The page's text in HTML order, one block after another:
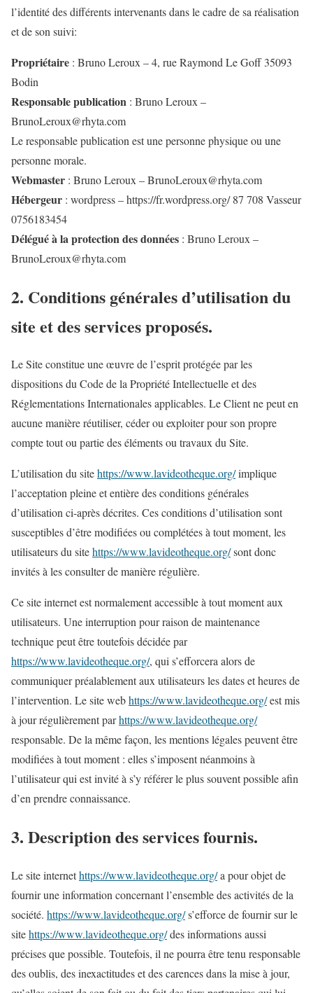
l’identité des différents intervenants dans le cadre de sa réalisation
et de son suivi:
Propriétaire : Bruno Leroux – 4, rue Raymond Le Goff 35093
Bodin
Responsable publication : Bruno Leroux –
BrunoLeroux@rhyta.com
Le responsable publication est une personne physique ou une
personne morale.
Webmaster : Bruno Leroux – BrunoLeroux@rhyta.com
Hébergeur : wordpress – https://fr.wordpress.org/ 87 708 Vasseur
0756183454
Délégué à la protection des données : Bruno Leroux –
BrunoLeroux@rhyta.com
2. Conditions générales d’utilisation du
site et des services proposés.
Le Site constitue une œuvre de l’esprit protégée par les
dispositions du Code de la Propriété Intellectuelle et des
Réglementations Internationales applicables. Le Client ne peut en
aucune manière réutiliser, céder ou exploiter pour son propre
compte tout ou partie des éléments ou travaux du Site.
L’utilisation du sitehttps://www.lavideotheque.org/implique
l’acceptation pleine et entière des conditions générales
d’utilisation ci-après décrites. Ces conditions d’utilisation sont
susceptibles d’être modifiées ou complétées à tout moment, les
utilisateurs du sitehttps://www.lavideotheque.org/sont donc
invités à les consulter de manière régulière.
Ce site internet est normalement accessible à tout moment aux
utilisateurs. Une interruption pour raison de maintenance
technique peut être toutefois décidée par
https://www.lavideotheque.org/, qui s’efforcera alors de
communiquer préalablement aux utilisateurs les dates et heures de
l’intervention. Le site webhttps://www.lavideotheque.org/est mis
à jour régulièrement parhttps://www.lavideotheque.org/
responsable. De la même façon, les mentions légales peuvent être
modifiées à tout moment : elles s’imposent néanmoins à
l’utilisateur qui est invité à s’y référer le plus souvent possible afin
d’en prendre connaissance.
3. Description des services fournis.
Le site internethttps://www.lavideotheque.org/a pour objet de
fournir une information concernant l’ensemble des activités de la
société. https://www.lavideotheque.org/s’efforce de fournir sur le
sitehttps://www.lavideotheque.org/des informations aussi
précises que possible. Toutefois, il ne pourra être tenu responsable
des oublis, des inexactitudes et des carences dans la mise à jour,